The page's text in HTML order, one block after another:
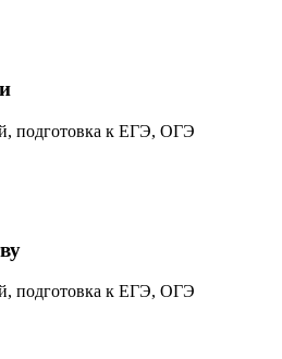
подготовка к ЕГЭ, ОГЭ
подготовка к ЕГЭ, ОГЭ